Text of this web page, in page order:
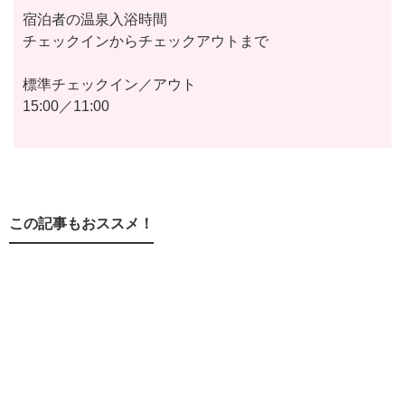
宿泊者の温泉入浴時間
チェックインからチェックアウトまで
標準チェックイン／アウト
15:00／11:00
この記事もおススメ！